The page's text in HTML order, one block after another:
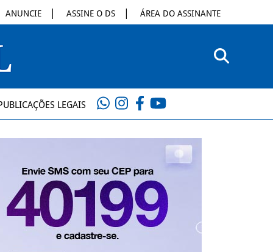
ANUNCIE ASSINE O DS ÁREA DO ASSINANTE
LEGAIS